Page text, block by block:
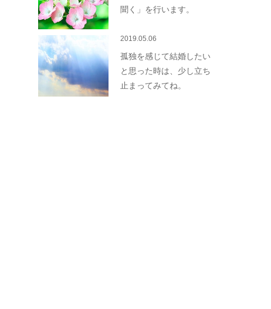
聞く」を行います。
2019.05.06
孤独を感じて結婚したい
と思った時は、少し立ち
止まってみてね。